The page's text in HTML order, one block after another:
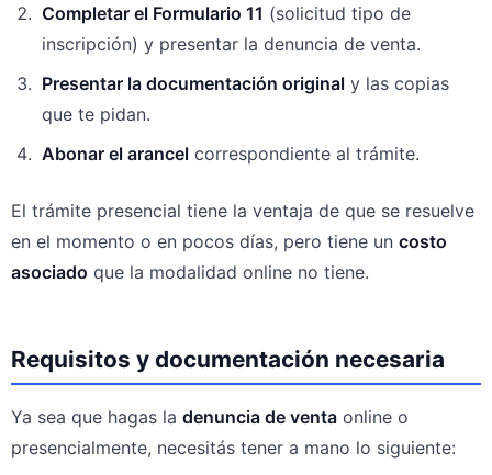
Completar el Formulario 11 (solicitud tipo de
inscripción) y presentar la denuncia de venta.
Presentar la documentación original y las copias
que te pidan.
Abonar el arancel correspondiente al trámite.
El trámite presencial tiene la ventaja de que se resuelve
en el momento o en pocos días, pero tiene un costo
asociado que la modalidad online no tiene.
Requisitos y documentación necesaria
Ya sea que hagas la denuncia de venta online o
presencialmente, necesitás tener a mano lo siguiente: